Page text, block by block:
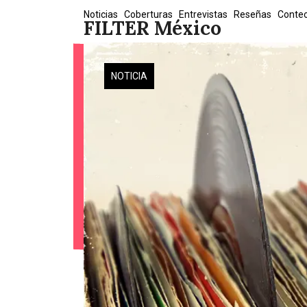
FILTER México
Noticias Coberturas Entrevistas Reseñas
NOTICIA